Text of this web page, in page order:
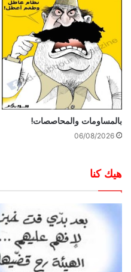
بالمساومات والمحاصصات!
06/08/2026
هيك كنا